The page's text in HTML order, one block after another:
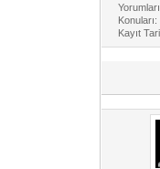
Konuları:
Kayıt